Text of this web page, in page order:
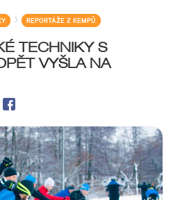
> REPORTÁŽE Z KEMPŮ
TECHNIKY S
VYŠLA NA